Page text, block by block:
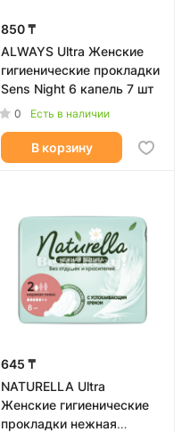
850 ₸
ALWAYS Ultra Женские
гигиенические прокладки
Sens Night 6 капель 7 шт
0 Есть в наличии
В корзину
645 ₸
NATURELLA Ultra
Женские гигиенические
прокладки нежная